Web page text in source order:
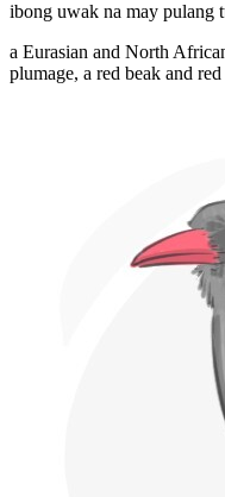
ibong uwak na may pulang
a Eurasian and North
plumage, a red beak and red